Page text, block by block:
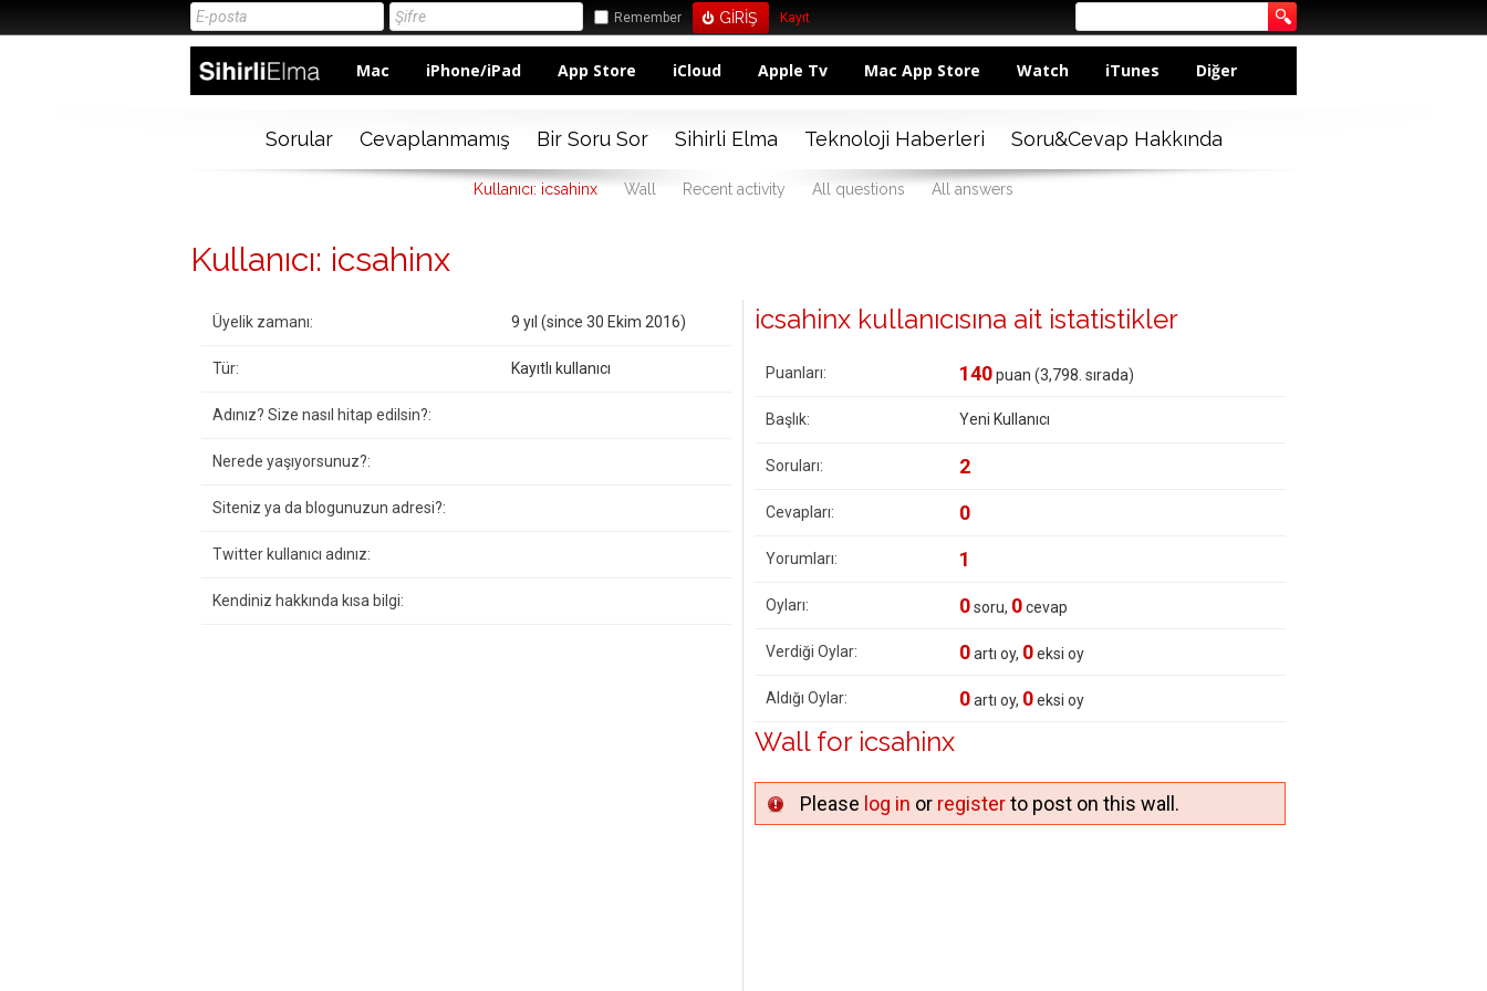
Remember Kayıt
Mac iPhone/iPad App Store iCloud Apple Tv Mac App Store Watch iTunes Diğer
Sorular Cevaplanmamış Bir Soru Sor Sihirli Elma Teknoloji Haberleri Soru&Cevap Hakkında
Kullanıcı: icsahinx Wall Recent activity All questions All answers
Kullanıcı: icsahinx
Üyelik zamanı: 9 yıl (since 30 Ekim 2016)
Tür: Kayıtlı kullanıcı
Adınız? Size nasıl hitap edilsin?:
Nerede yaşıyorsunuz?:
Siteniz ya da blogunuzun adresi?:
Twitter kullanıcı adınız:
Kendiniz hakkında kısa bilgi:
icsahinx kullanıcısına ait istatistikler
Puanları: 140puan (3,798 . sırada)
Başlık: Yeni Kullanıcı
Soruları: 2
Cevapları: 0
Yorumları: 1
Oyları: 0soru, 0cevap
Verdiği Oylar: 0artı oy, 0eksi oy
Aldığı Oylar: 0artı oy, 0eksi oy
Wall for icsahinx
Please log in or registerto post on this wall.